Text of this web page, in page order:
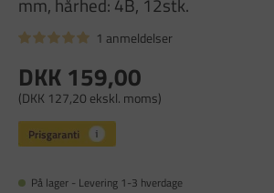
1 anmeldelser
DKK 159,00
(DKK 127,20 ekskl. moms)
På lager - Levering 1-3 hverdage